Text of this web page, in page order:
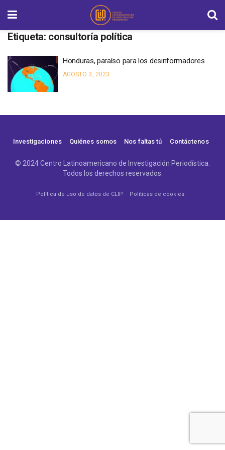
Etiqueta: consultoría política
Honduras, paraíso para los desinformadores
AGOSTO 3, 2023
Investigaciones Quiénes somos Nos faltas tú Contáctenos
© 2024 Centro Latinoamericano de Investigación Periodística.
Todos los derechos reservados.
Política de uso de datos de CLIP Políticas de cookies